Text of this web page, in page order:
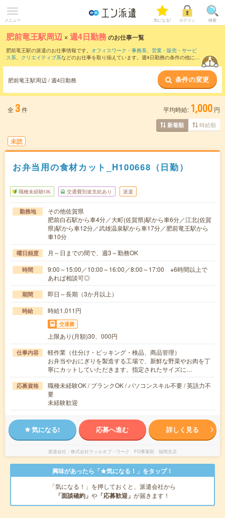
メニュー 気になる! ログイン 検索
肥前竜王駅周辺 ×週4日勤務のお仕事一覧
肥前竜王駅の派遣のお仕事情報です。 オフィスワーク・事務系、 営業・販売・サービ
ス系、 クリエイティブ系などのお仕事を取り揃えています。週4日勤務の条件の他に、
肥前竜王駅周辺 / 週4日勤務 条件の変更
全 3件 平均時給: 1,000 円
新着順 時給順
未読
お弁当用の食材カット_H100668（日勤）
職種未経験OK 交通費別途支給あり 派遣
勤務地
その他佐賀県
肥前白石駅から車4分／大町(佐賀県)駅から車6分／江北(佐賀
県)駅から車12分／武雄温泉駅から車17分／肥前竜王駅から
車10分
曜日頻度 月～日までの間で、週3～勤務OK
時間
9:00～15:00／10:00～16:00／8:00～17:00 ※6時間以上で
あれば相談可◎
期間 即日～長期（3か月以上）
時給 時給1,011円
交通費
上限あり(月額)30、000円
仕事内容
軽作業（仕分け・ピッキング・検品、商品管理）
お弁当やおにぎりを製造する工場で、新鮮な野菜やお肉を丁
寧にカットしていただきます。指定されたサイズに…
応募資格
職種未経験OK / ブランクOK / パソコンスキル不要 / 英語力不
要
未経験歓迎
気になる! 応募へ進む 詳しく見る
派遣会社 株式会社ウィルオブ・ワーク FO事業部 福岡支店
興味があったら「★気になる！」をタップ！
「気になる！」を押しておくと、派遣会社から
「面談確約」 や 「応募歓迎」 が届きます！